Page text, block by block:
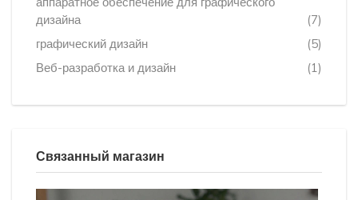
дизайна
(7)
графический дизайн
(5)
Веб-разработка и дизайн
(1)
Связанный магазин